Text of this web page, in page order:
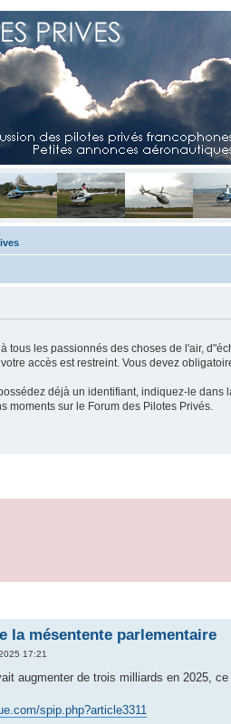
les passionnés des choses de l'air,
accès est restreint. Vous devez
déjà un identifiant, indiquez-le dans
moments sur le Forum des Pilotes Privés.
la mésentente parlementaire
17:21
augmenter de trois milliards en 2025,
spip.php?article3311